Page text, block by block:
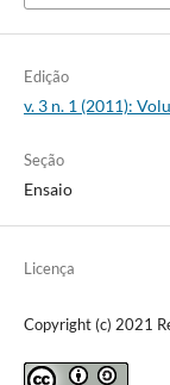
Edição
v. 3 n. 1 (2011):
Seção
Ensaio
Licença
Copyright (c) 2021